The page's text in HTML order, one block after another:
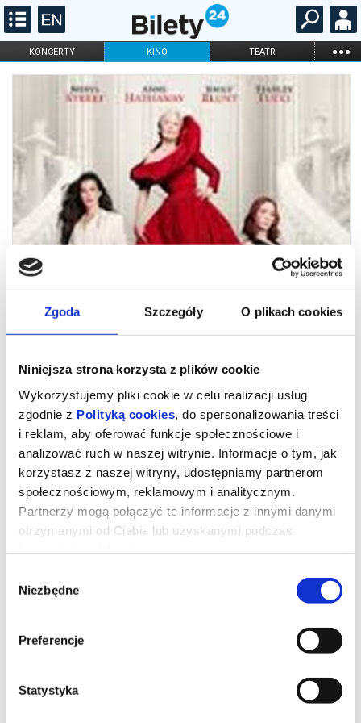
Zgoda Szczegóły O plikach cookies
Niniejsza strona korzysta z plików cookie
Wykorzystujemy pliki cookie w celu realizacji usług
zgodnie z Polityką cookies , do spersonalizowania treści
i reklam, aby oferować funkcje społecznościowe i
analizować ruch w naszej witrynie. Informacje o tym, jak
korzystasz z naszej witryny, udostępniamy partnerom
społecznościowym, reklamowym i analitycznym.
Partnerzy mogą połączyć te informacje z innymi danymi
otrzymanymi od Ciebie lub uzyskanymi podczas
zgody
Niezbędne
Preferencje
Statystyka
KONCERTY KINO TEATR ...
FILHARMONIA OPERA I BALET
DLA DZIECI
ONLINE KARNETY
Diabeł ubiera się u Prady 2
Miranda Priestly walczy ze swoją byłą asystentką Emily - a
papierowej.